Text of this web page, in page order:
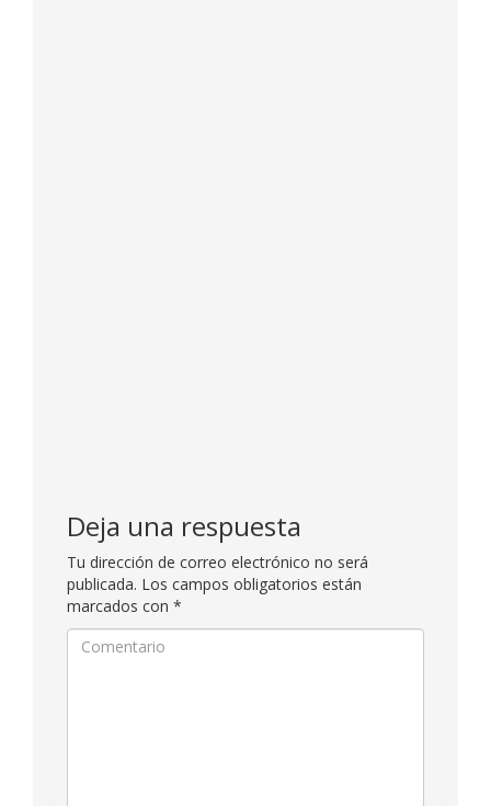
Deja una respuesta
Tu dirección de correo electrónico no será
publicada. Los campos obligatorios están
marcados con *